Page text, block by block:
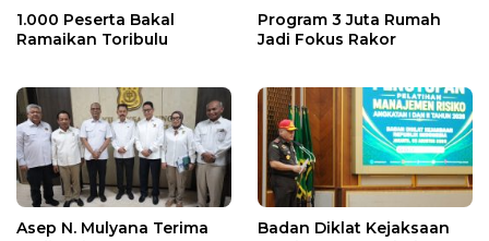
1.000 Peserta Bakal
Ramaikan Toribulu
Program 3 Juta Rumah
Jadi Fokus Rakor
Asep N. Mulyana Terima
Badan Diklat Kejaksaan